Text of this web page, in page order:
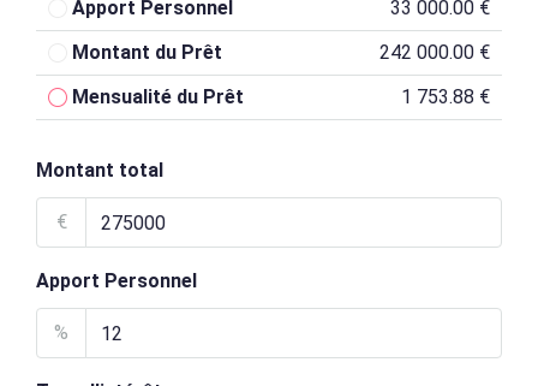
Apport Personnel
33 000.00 €
Montant du Prêt
242 000.00 €
Mensualité du Prêt
1 753.88 €
Montant total
€
Apport Personnel
%